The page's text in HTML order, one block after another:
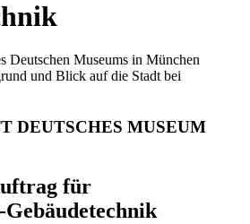
DEUTSCHES MUSEUM
für